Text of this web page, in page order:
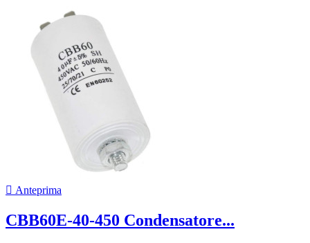
 Anteprima
CBB60E-40-450 Condensatore...